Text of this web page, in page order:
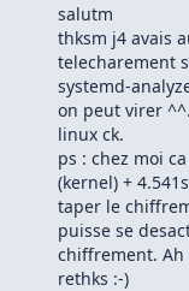
salutm
thksm j4 avais
telecharement
systemd-
on peut virer
linux ck.
ps : chez moi
(kernel) +
taper le
puisse se
chiffrement. Ah
rethks :-)